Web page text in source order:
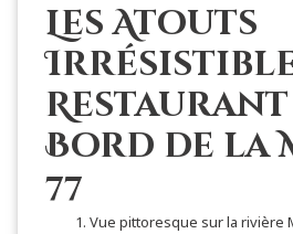
Les Atouts
Restaurant
Bord de la
77
Vue pittoresque sur la rivière